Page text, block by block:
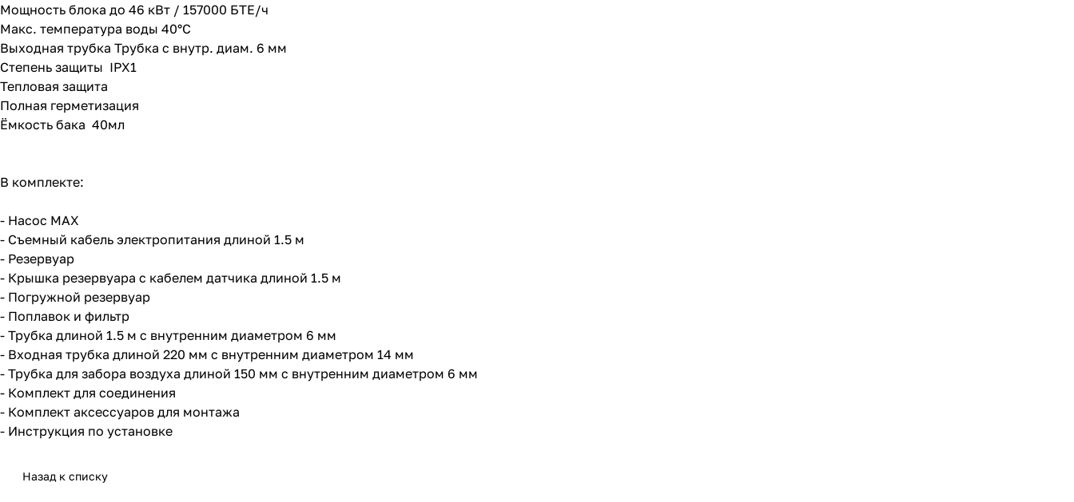
Мощность блока до 46 кВт / 157000 БТЕ/ч
Макс. температура воды 40°C
Выходная трубка Трубка с внутр. диам. 6 мм
Степень защиты IPХ1
Тепловая защита
Полная герметизация
Ёмкость бака 40мл
В комплекте:
- Насос MAX
- Съемный кабель электропитания длиной 1.5 м
- Резервуар
- Крышка резервуара с кабелем датчика длиной 1.5 м
- Погружной резервуар
- Поплавок и фильтр
- Трубка длиной 1.5 м с внутренним диаметром 6 мм
- Входная трубка длиной 220 мм с внутренним диаметром 14 мм
- Трубка для забора воздуха длиной 150 мм с внутренним диаметром 6 мм
- Комплект для соединения
- Комплект аксессуаров для монтажа
- Инструкция по установке
Назад к списку